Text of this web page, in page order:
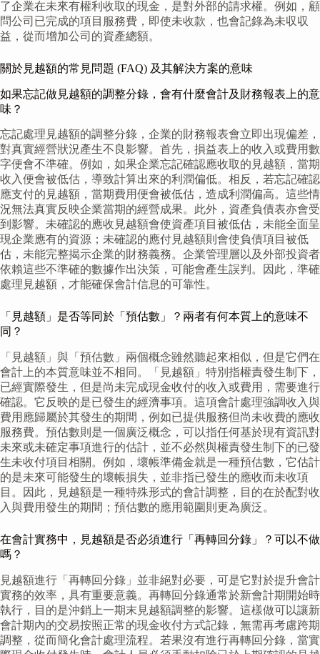
了企業在未來有權利收取的現金，是對外部的請求權。例如，顧
問公司已完成的項目服務費，即使未收款，也會記錄為未収収
益，從而增加公司的資產總額。
關於見越額的常見問題 (FAQ) 及其解決方案的意味
如果忘記做見越額的調整分錄，會有什麼會計及財務報表上的意
味？
忘記處理見越額的調整分錄，企業的財務報表會立即出現偏差，
對真實經營狀況產生不良影響。首先，損益表上的收入或費用數
字便會不準確。例如，如果企業忘記確認應收取的見越額，當期
收入便會被低估，導致計算出來的利潤偏低。相反，若忘記確認
應支付的見越額，當期費用便會被低估，造成利潤偏高。這些情
況無法真實反映企業當期的經營成果。此外，資產負債表亦會受
到影響。未確認的應收見越額會使資產項目被低估，未能全面呈
現企業應有的資源；未確認的應付見越額則會使負債項目被低
估，未能完整揭示企業的財務義務。企業管理層以及外部投資者
依賴這些不準確的數據作出決策，可能會產生誤判。因此，準確
處理見越額，才能確保會計信息的可靠性。
「見越額」是否等同於「預估數」？兩者有何本質上的意味不
同？
「見越額」與「預估數」兩個概念雖然聽起來相似，但是它們在
會計上的本質意味並不相同。「見越額」特別指權責發生制下，
已經實際發生，但是尚未完成現金收付的收入或費用，需要進行
確認。它反映的是已發生的經濟事項。這項會計處理強調收入與
費用應歸屬於其發生的期間，例如已提供服務但尚未收費的應收
服務費。預估數則是一個廣泛概念，可以指任何基於現有資訊對
未來或未確定事項進行的估計，並不必然與權責發生制下的已發
生未收付項目相關。例如，壞帳準備金就是一種預估數，它估計
的是未來可能發生的壞帳損失，並非指已發生的應收而未收項
目。因此，見越額是一種特殊形式的會計調整，目的在於配對收
入與費用發生的期間；預估數的應用範圍則更為廣泛。
在會計實務中，見越額是否必須進行「再轉回分錄」？可以不做
嗎？
見越額進行「再轉回分錄」並非絕對必要，可是它對於提升會計
實務的效率，具有重要意義。再轉回分錄通常於新會計期開始時
執行，目的是沖銷上一期末見越額調整的影響。這樣做可以讓新
會計期內的交易按照正常的現金收付方式記錄，無需再考慮跨期
調整，從而簡化會計處理流程。若果沒有進行再轉回分錄，當實